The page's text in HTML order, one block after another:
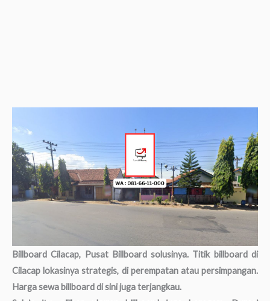
Billboard Cilacap, Pusat Billboard solusinya. Titik billboard di
Cilacap lokasinya strategis, di perempatan atau persimpangan.
Harga sewa billboard di sini juga terjangkau.